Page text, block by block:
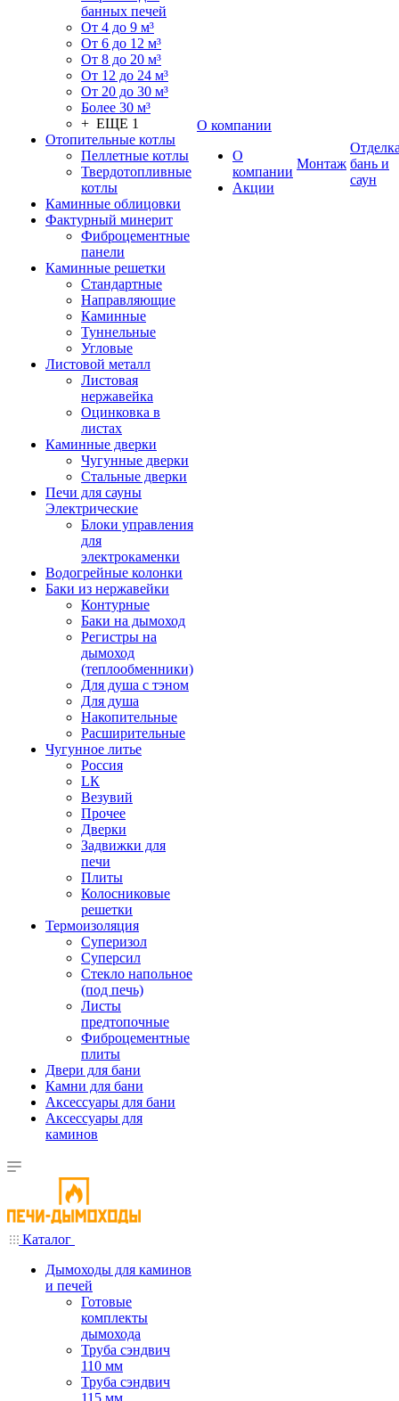
банных печей
От 4 до 9 м³
От 6 до 12 м³
От 8 до 20 м³
От 12 до 24 м³
От 20 до 30 м³
Более 30 м³
+ ЕЩЕ 1
Отопительные котлы
Пеллетные котлы
Твердотопливные
котлы
Каминные облицовки
Фактурный минерит
Фиброцементные
панели
Каминные решетки
Стандартные
Направляющие
Каминные
Туннельные
Угловые
Листовой металл
Листовая
нержавейка
Оцинковка в
листах
Каминные дверки
Чугунные дверки
Стальные дверки
Печи для сауны
Электрические
Блоки управления
для
электрокаменки
Водогрейные колонки
Баки из нержавейки
Контурные
Баки на дымоход
Регистры на
дымоход
(теплообменники)
Для душа с тэном
Для душа
Накопительные
Расширительные
Чугунное литье
Россия
LК
Везувий
Прочее
Дверки
Задвижки для
печи
Плиты
Колосниковые
решетки
Термоизоляция
Суперизол
Суперсил
Стекло напольное
(под печь)
Листы
предтопочные
Фиброцементные
плиты
Двери для бани
Камни для бани
Аксессуары для бани
Аксессуары для
каминов
О компании
О
компании
Акции
Монтаж бань и
саун
Каталог
Дымоходы для каминов
и печей
Готовые
комплекты
дымохода
Труба сэндвич
110 мм
Труба сэндвич
115 мм